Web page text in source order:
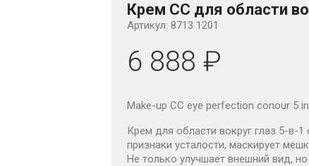
Крем CC для области
Артикул: 8713 1201
6 888 ₽
Make-up CC eye perfection conour 5 in
Крем для области вокруг глаз 5-в-1
признаки усталости, маскирует
Не только улучшает внешний вид,